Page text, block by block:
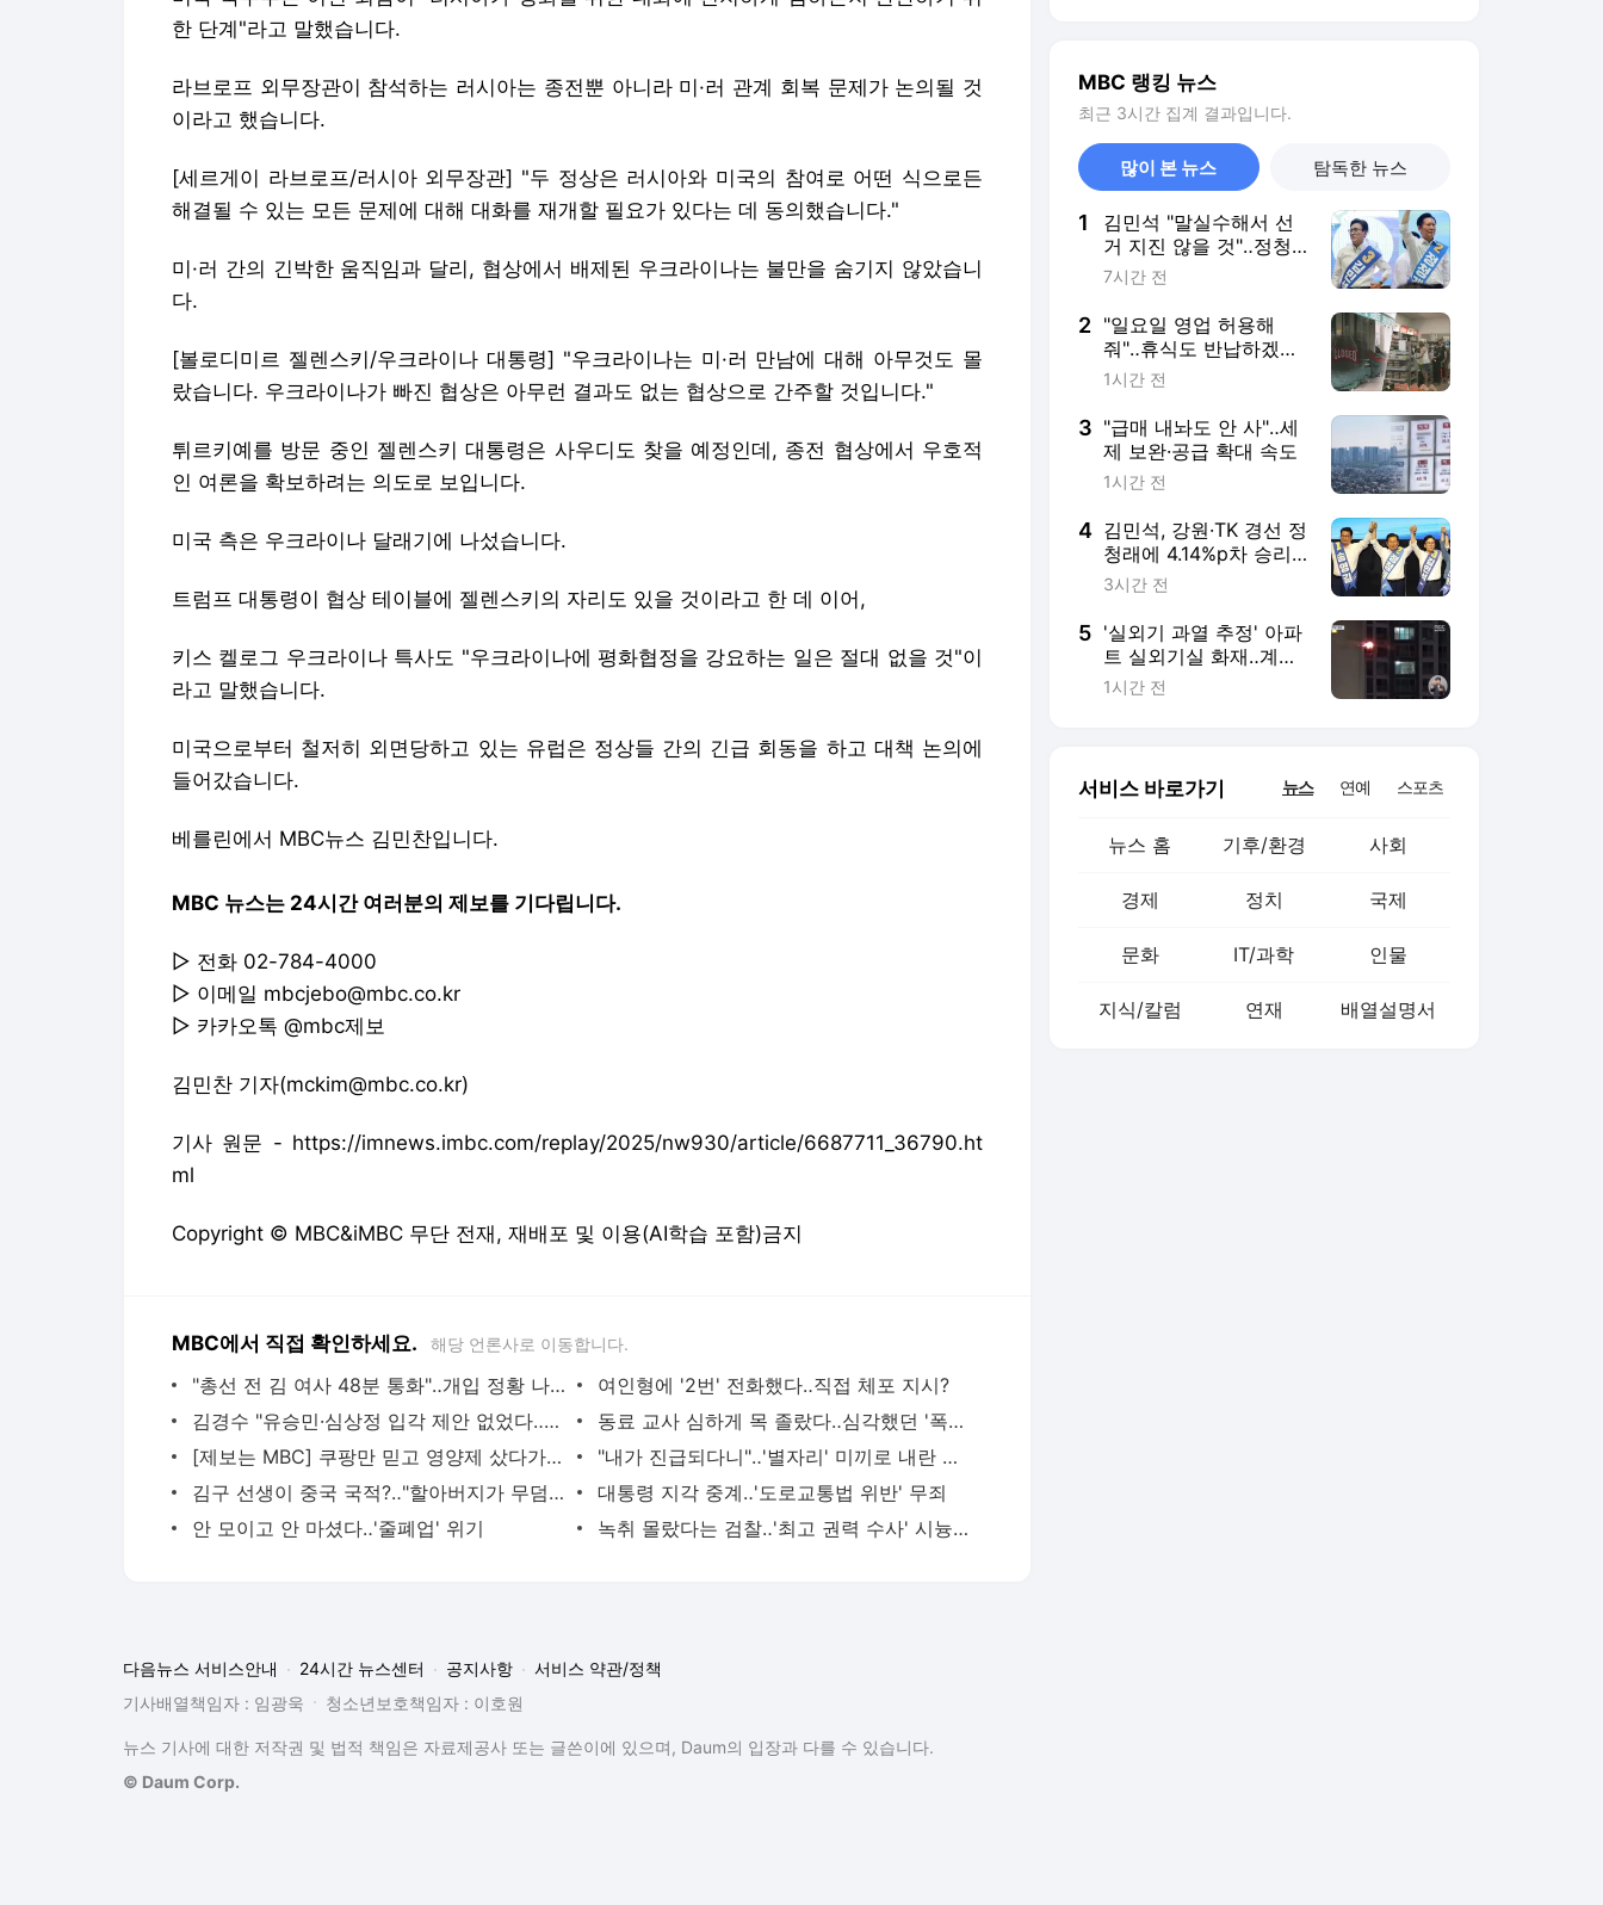
한 단계"라고 말했습니다.
라브로프 외무장관이 참석하는 러시아는 종전뿐 아니라 미·러 관계 회복 문제가 논의될 것
이라고 했습니다.
[세르게이 라브로프/러시아 외무장관] "두 정상은 러시아와 미국의 참여로 어떤 식으로든
해결될 수 있는 모든 문제에 대해 대화를 재개할 필요가 있다는 데 동의했습니다."
미·러 간의 긴박한 움직임과 달리, 협상에서 배제된 우크라이나는 불만을 숨기지 않았습니
다.
[볼로디미르 젤렌스키/우크라이나 대통령] "우크라이나는 미·러 만남에 대해 아무것도 몰
랐습니다. 우크라이나가 빠진 협상은 아무런 결과도 없는 협상으로 간주할 것입니다."
튀르키예를 방문 중인 젤렌스키 대통령은 사우디도 찾을 예정인데, 종전 협상에서 우호적
인 여론을 확보하려는 의도로 보입니다.
미국 측은 우크라이나 달래기에 나섰습니다.
트럼프 대통령이 협상 테이블에 젤렌스키의 자리도 있을 것이라고 한 데 이어,
키스 켈로그 우크라이나 특사도 "우크라이나에 평화협정을 강요하는 일은 절대 없을 것"이
라고 말했습니다.
미국으로부터 철저히 외면당하고 있는 유럽은 정상들 간의 긴급 회동을 하고 대책 논의에
들어갔습니다.
베를린에서 MBC뉴스 김민찬입니다.
MBC 뉴스는 24시간 여러분의 제보를 기다립니다.
▷ 전화 02-784-4000
▷ 이메일 mbcjebo@mbc.co.kr
▷ 카카오톡 @mbc제보
김민찬 기자(mckim@mbc.co.kr)
기사 원문 - https://imnews.imbc.com/replay/2025/nw930/article/6687711_36790.ht
ml
Copyright © MBC&iMBC 무단 전재, 재배포 및 이용(AI학습 포함)금지
MBC에서 직접 확인하세요. 해당 언론사로 이동합니다.
"총선 전 김 여사 48분 통화"‥개입 정황 나왔다
여인형에 '2번' 전화했다‥직접 체포 지시?
김경수 "유승민·심상정 입각 제안 없었다‥발언 정중히 사과"
동료 교사 심하게 목 졸랐다‥심각했던 '폭력성'
[제보는 MBC] 쿠팡만 믿고 영양제 샀다가‥'짝퉁' 먹고 간수치 2배로
"내가 진급되다니"‥'별자리' 미끼로 내란 포섭
김구 선생이 중국 국적?‥"할아버지가 무덤서‥"
대통령 지각 중계‥'도로교통법 위반' 무죄
안 모이고 안 마셨다‥'줄폐업' 위기
녹취 몰랐다는 검찰‥'최고 권력 수사' 시늉만?
MBC 랭킹 뉴스
최근 3시간 집계 결과입니다.
많이 본 뉴스 탐독한 뉴스
1
김민석 "말실수해서 선
거 지진 않을 것"‥정청
래 "당 대표 된 양 행동"
7시간 전
2 "일요일 영업 허용해
줘"‥휴식도 반납하겠다
는 침체된 독일 경제
1시간 전
3 "급매 내놔도 안 사"‥세
제 보완·공급 확대 속도
1시간 전
4 김민석, 강원·TK 경선 정
청래에 4.14%p차 승리‥
누적득표 박빙 지속
3시간 전
5 '실외기 과열 추정' 아파
트 실외기실 화재‥계곡
서 물놀이하던 30대 남
1시간 전
서비스 바로가기 뉴스 연예 스포츠
뉴스 홈 기후/환경 사회
경제 정치 국제
문화 IT/과학 인물
지식/칼럼 연재 배열설명서
다음뉴스 서비스안내 24시간 뉴스센터 공지사항
서비스 약관/정책
기사배열책임자 : 임광욱
청소년보호책임자 : 이호원
뉴스 기사에 대한 저작권 및 법적 책임은 자료제공사 또는 글쓴이에 있으며, Daum의 입장과 다를 수 있습니다.
© Daum Corp.